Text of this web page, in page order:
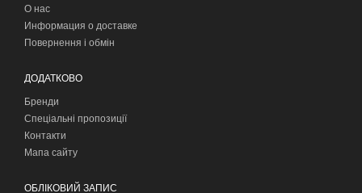
О нас
Информация о доставке
Повернення і обмін
ДОДАТКОВО
Бренди
Спеціальні пропозиції
Контакти
Мапа сайту
ОБЛІКОВИЙ ЗАПИС